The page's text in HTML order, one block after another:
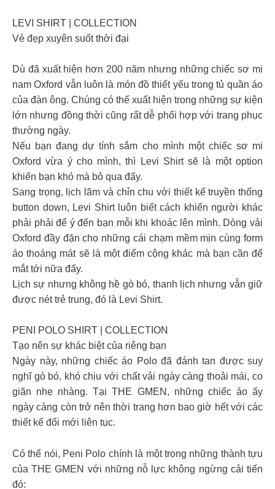
LEVI SHIRT | COLLECTION
Vẻ đẹp xuyên suốt thời đại
Dù đã xuất hiện hơn 200 năm nhưng những chiếc sơ mi
nam Oxford vẫn luôn là món đồ thiết yếu trong tủ quần áo
của đàn ông. Chúng có thể xuất hiện trong những sự kiện
lớn nhưng đồng thời cũng rất dễ phối hợp với trang phục
thường ngày.
Nếu bạn đang dự tính sắm cho mình một chiếc sơ mi
Oxford vừa ý cho mình, thì Levi Shirt sẽ là một option
khiến bạn khó mà bỏ qua đấy.
Sang trọng, lịch lãm và chỉn chu với thiết kế truyền thống
button down, Levi Shirt luôn biết cách khiến người khác
phải phải để ý đến bạn mỗi khi khoác lên mình. Dòng vải
Oxford đầy đặn cho những cái chạm mềm mịn cùng form
áo thoáng mát sẽ là một điểm cộng khác mà bạn cần để
mắt tới nữa đấy.
Lịch sự nhưng không hề gò bó, thanh lịch nhưng vẫn giữ
được nét trẻ trung, đó là Levi Shirt.
PENI POLO SHIRT | COLLECTION
Tạo nên sự khác biệt của riêng bạn
Ngày này, những chiếc áo Polo đã đánh tan được suy
nghĩ gò bó, khó chịu với chất vải ngày càng thoải mái, co
giãn nhẹ nhàng. Tại THE GMEN, những chiếc áo ấy
ngày càng còn trở nên thời trang hơn bao giờ hết với các
thiết kế đổi mới liên tục.
Có thể nói, Peni Polo chính là một trong những thành tựu
của THE GMEN với những nỗ lực không ngừng cải tiến
đó: